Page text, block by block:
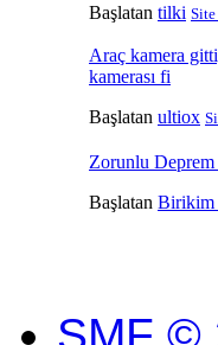
Başlatan tilki Site
Araç kamera
kamerası fi
Başlatan ultiox
Zorunlu Deprem
Başlatan Birikim